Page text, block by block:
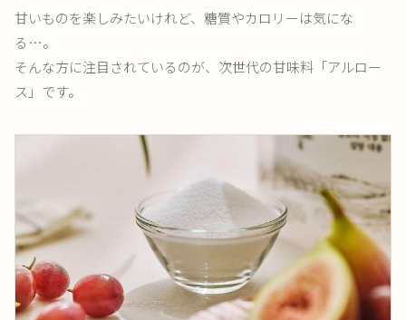
甘いものを楽しみたいけれど、糖質やカロリーは気にな
る…。
そんな方に注目されているのが、次世代の甘味料「アルロー
ス」です。